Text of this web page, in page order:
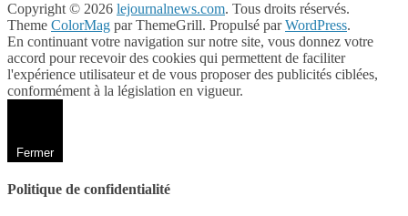
Copyright © 2026 lejournalnews.com. Tous droits réservés.
Theme ColorMag par ThemeGrill. Propulsé parWordPress.
En continuant votre navigation sur notre site, vous donnez votre
accord pour recevoir des cookies qui permettent de faciliter
l'expérience utilisateur et de vous proposer des publicités ciblées,
conformément à la législation en vigueur.
Fermer
Politique de confidentialité